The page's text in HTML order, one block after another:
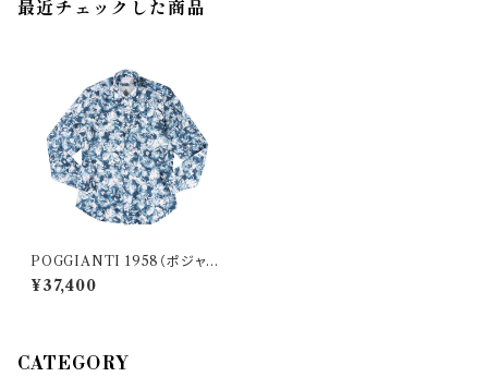
最近チェックした商品
POGGIANTI 1958（ポジャン
ティ 1958） 長袖シャツ PISA 3
0296
¥37,400
CATEGORY